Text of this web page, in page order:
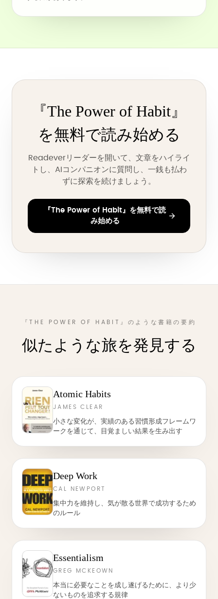
『The Power of Habit』
を無料で読み始める
Readeverリーダーを開いて、文章をハイライ
トし、AIコンパニオンに質問し、一銭も払わ
ずに探索を続けましょう。
『The Power of Habit』を無料で読
み始める
『THE POWER OF HABIT』のような書籍の要約
似たような旅を発見する
Atomic Habits
JAMES CLEAR
小さな変化が、実績のある習慣形成フレームワ
ークを通じて、目覚ましい結果を生み出す
Deep Work
CAL NEWPORT
集中力を維持し、気が散る世界で成功するため
のルール
Essentialism
GREG MCKEOWN
本当に必要なことを成し遂げるために、より少
ないものを追求する規律